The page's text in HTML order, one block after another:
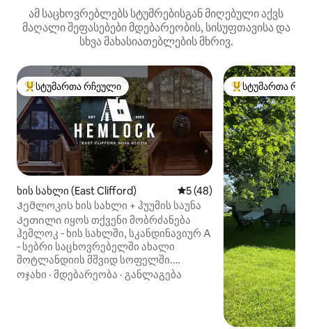
ამ საცხოვრებლებს სტუმრებისგან მიღებული აქვს
მაღალი შეფასებები მდებარეობის, სისუფთავისა და
სხვა მახასიათებლების მხრივ.
სტუმართა რჩეული მოწინავე ვარიანტი
სტუმართა რჩეული
ხის სახლი (East Clifford) საშუალო შეფასებაა
5 (48)
Ჰემლოკის ხის სახლი + ჰუუმის საუნა
Კეთილი იყოს თქვენი მობრძანება
ჰემლოკ ‑ ხის სახლში, სკანდინავიურ A
‑ სებრი საცხოვრებელში ახალი
შოტლანდიის მშვიდ სოფელში.
Იდეალურია ოჯახებისთვის ან 6
ოჯახი · მდებარეობა · განლაგება
სტუმართა
სტუმართა